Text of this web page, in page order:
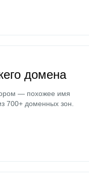
домена
— похожее имя
700+ доменных зон.